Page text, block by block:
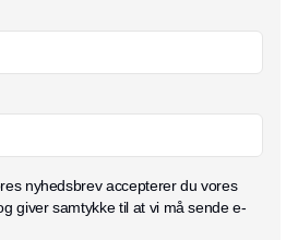
nyhedsbrev accepterer du vores
giver samtykke til at vi må sende e-